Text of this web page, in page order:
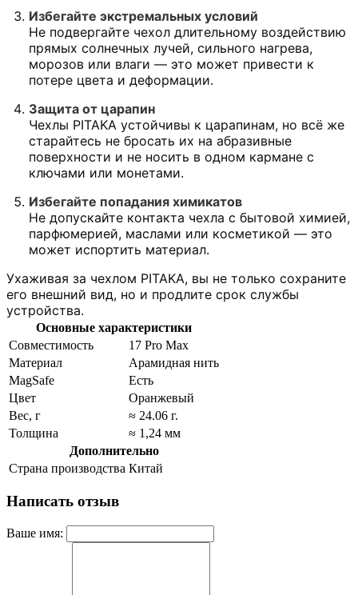
Избегайте экстремальных условий
Не подвергайте чехол длительному воздействию
прямых солнечных лучей, сильного нагрева,
морозов или влаги — это может привести к
потере цвета и деформации.
Защита от царапин
Чехлы PITAKA устойчивы к царапинам, но всё же
старайтесь не бросать их на абразивные
поверхности и не носить в одном кармане с
ключами или монетами.
Избегайте попадания химикатов
Не допускайте контакта чехла с бытовой химией,
парфюмерией, маслами или косметикой — это
может испортить материал.
Ухаживая за чехлом PITAKA, вы не только сохраните
его внешний вид, но и продлите срок службы
устройства.
Основные характеристики
Совместимость
17 Pro Max
Материал
Арамидная нить
MagSafe
Есть
Цвет
Оранжевый
Вес, г
≈ 24.06 г.
Толщина
≈ 1,24 мм
Дополнительно
Страна производства Китай
Написать отзыв
Ваше имя: